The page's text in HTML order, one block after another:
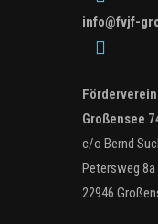
info@fvjf-
Großensee
c/o Bernd
Petersweg 8a
22946